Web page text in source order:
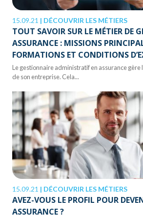
15.09.21 | DÉCOUVRIR LES MÉTIERS
TOUT SAVOIR SUR LE MÉTIER DE
ASSURANCE : MISSIONS
FORMATIONS ET CONDITIONS
Le gestionnaire administratif en assurance gère
de son entreprise. Cela...
15.09.21 | DÉCOUVRIR LES MÉTIERS
AVEZ-VOUS LE PROFIL POUR
ASSURANCE ?